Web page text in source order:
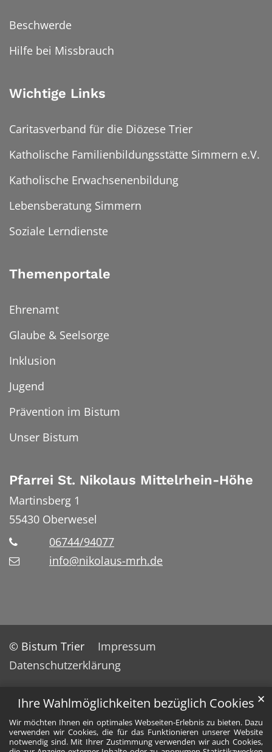
Ihre Wahlmöglichkeiten bezüglich Cookies
Wir möchten Ihnen ein optimales Webseiten-Erlebnis zu bieten. Dazu
verwenden wir Cookies, die für das Funktionieren unserer Website
notwendig sind. Mit Ihrer Zustimmung verwenden wir auch Cookies,
✕
Beschwerde
Hilfe bei Missbrauch
Wichtige Links
Caritasverband für die Diözese Trier
Katholische Familienbildungsstätte Simmern e.V.
Katholische Erwachsenenbildung
Lebensberatung Simmern
Soziale Lerndienste
Themenportale
Ehrenamt
Glaube & Seelsorge
Inklusion
Jugend
Prävention im Bistum
Unser Bistum
Pfarrei St. Nikolaus Mittelrhein-Höhe
Martinsberg 1
55430 Oberwesel
06744/94077
info@nikolaus-mrh.de
© Bistum Trier
Impressum
Datenschutzerklärung